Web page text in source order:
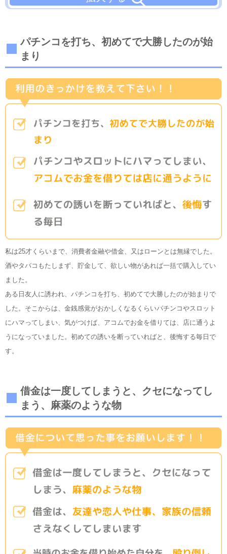
パチンコを打ち、初めてで大勝したのが始
まり
私は25才くらいまで、消費者金融や借金、又はローンとは無縁でした。
酒やタバコもたしまず、貯金して、欲しい物があれば一括で購入してい
ました。
ある日友人に誘われ、パチンコを打ち、初めてで大勝したのが始まりで
した。そこからは、金銭感覚がおかしくなるくらいパチンコやスロット
にハマってしまい、気がつけば、アコムでお金を借りては、店に通うよ
うになっていました。初めての誘いを断っていればと、後悔する毎日で
す。
借金は一度してしまうと、クセになってし
まう、麻薬のような物